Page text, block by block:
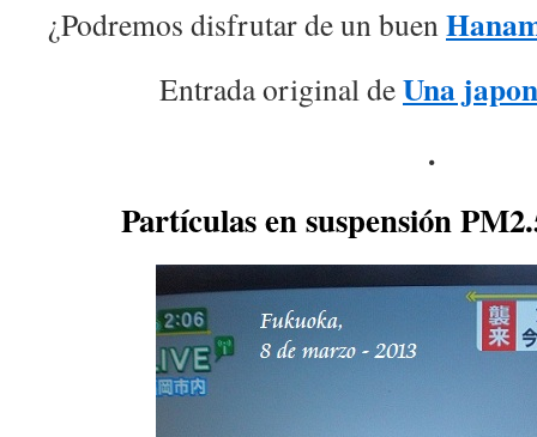
¿Podremos disfrutar de un buen
Entrada original deUna
.
Partículas en suspensión